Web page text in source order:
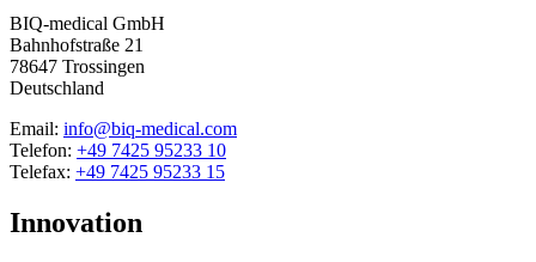
BIQ-medical GmbH
Bahnhofstraße 21
78647 Trossingen
Deutschland
Email: info@biq-medical.com
Telefon: +49 7425 95233 10
Telefax: +49 7425 95233 15
Innovation